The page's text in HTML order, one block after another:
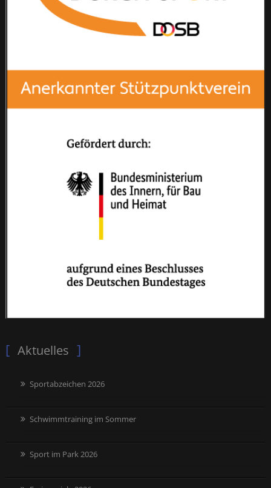
Aktuelles
Sportabzeichen 2026
Schwimmtraining im Sommer
Sport im Park 2026